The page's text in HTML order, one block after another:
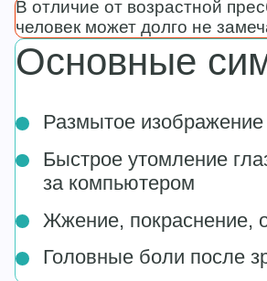
В отличие от возрастной
человек может долго не
Основные
Размытое
Быстрое утомление
за компьютером
Жжение, покраснение,
Головные боли после